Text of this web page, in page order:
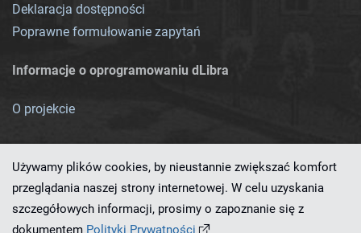
Deklaracja dostępności
Poprawne formułowanie zapytań
Informacje o oprogramowaniu dLibra
O projekcie
Ten serwis działa dzięki oprogramowaniu
Używamy plików cookies, by nieustannie zwiększać komfort
przeglądania naszej strony internetowej. W celu uzyskania
szczegółowych informacji, prosimy o zapoznanie się z
dokumentem Polityki Prywatności